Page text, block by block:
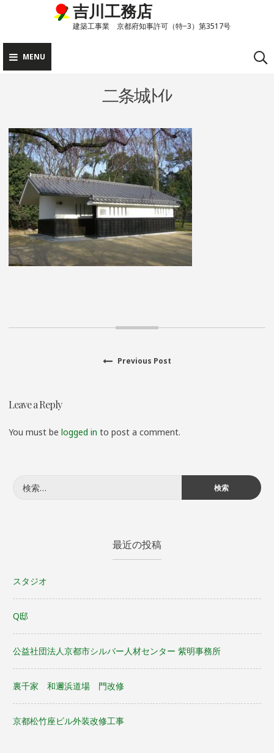
content
吉川工務店
建築工事業 京都府知事許可（特−3）第3517号
MENU
二条城ﾄｲﾚ
Previous Post
Leave a Reply
You must be logged in to post a comment.
索:
最近の投稿
スタジオ
Q邸
公益社団法人京都市シルバー人材センター 紫明事務所
裏千家 和邇浜道場 門改修
京都松竹座ビル外装改修工事